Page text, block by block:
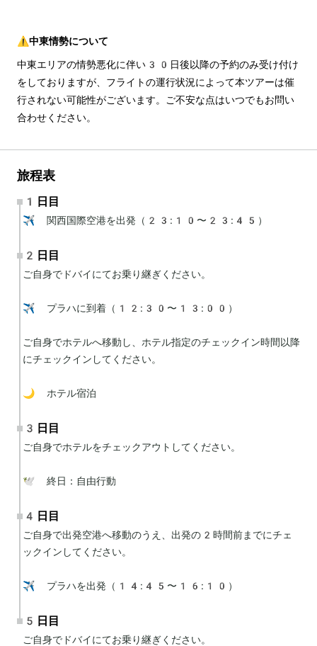
⚠️中東情勢について
中東エリアの情勢悪化に伴い30日後以降の予約のみ受け付け
をしておりますが、フライトの運行状況によって本ツアーは催
行されない可能性がございます。ご不安な点はいつでもお問い
合わせください。
旅程表
1日目
✈️ 関西国際空港を出発（23:10〜23:45）
2日目
ご自身でドバイにてお乗り継ぎください。
✈️ プラハに到着（12:30〜13:00）
ご自身でホテルへ移動し、ホテル指定のチェックイン時間以降
にチェックインしてください。
🌙 ホテル宿泊
3日目
ご自身でホテルをチェックアウトしてください。
🕊 終日：自由行動
4日目
ご自身で出発空港へ移動のうえ、出発の2時間前までにチェ
ックインしてください。
✈️ プラハを出発（14:45〜16:10）
5日目
ご自身でドバイにてお乗り継ぎください。